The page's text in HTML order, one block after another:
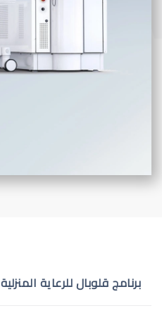
برنامج قلوبال للرعاية المنزلية